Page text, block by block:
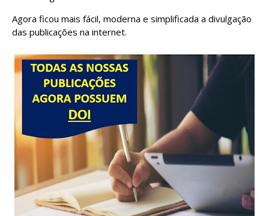
Agora ficou mais fácil, moderna e simplificada a divulgação
das publicações na internet.